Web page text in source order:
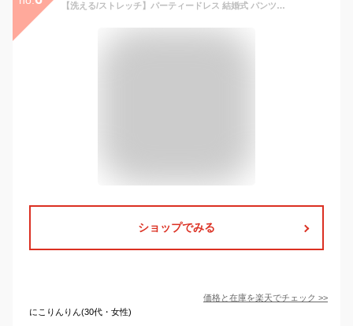
【洗える/ストレッチ】パーティードレス 結婚式 パンツドレス パンツスタイル セットアップ 2点セット ワイドパンツ 二次会 披露宴 上品 50代 40代 30代 セレモニー フォーマル ミセス レディース 袖あり 親族 母親 女性 体型カバー 即日発送 プレゼント ルイルエブティック
ショップでみる
価格と在庫を楽天でチェック >>
にこりんりん(30代・女性)